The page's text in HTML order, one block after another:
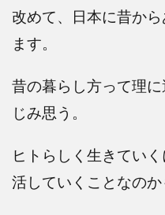
改めて、日本に昔か
ます。
昔の暮らし方って理
じみ思う。
ヒトらしく生きてい
活していくことなのか